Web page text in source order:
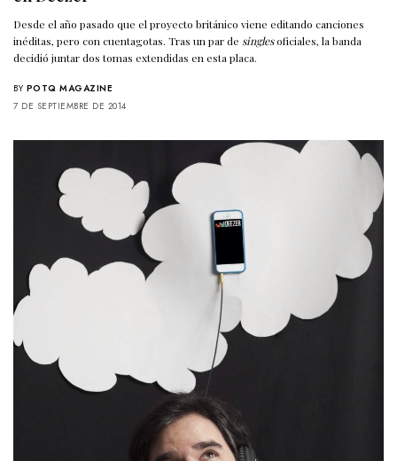
Desde el año pasado que el proyecto británico viene editando canciones
inéditas, pero con cuentagotas. Tras un par de singlesoficiales, la banda
decidió juntar dos tomas extendidas en esta placa.
BY POTQ MAGAZINE
7 DE SEPTIEMBRE DE 2014